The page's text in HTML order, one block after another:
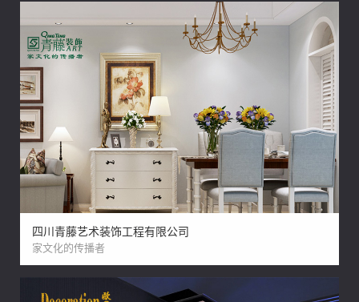
四川青藤艺术装饰工程有限公司
家文化的传播者